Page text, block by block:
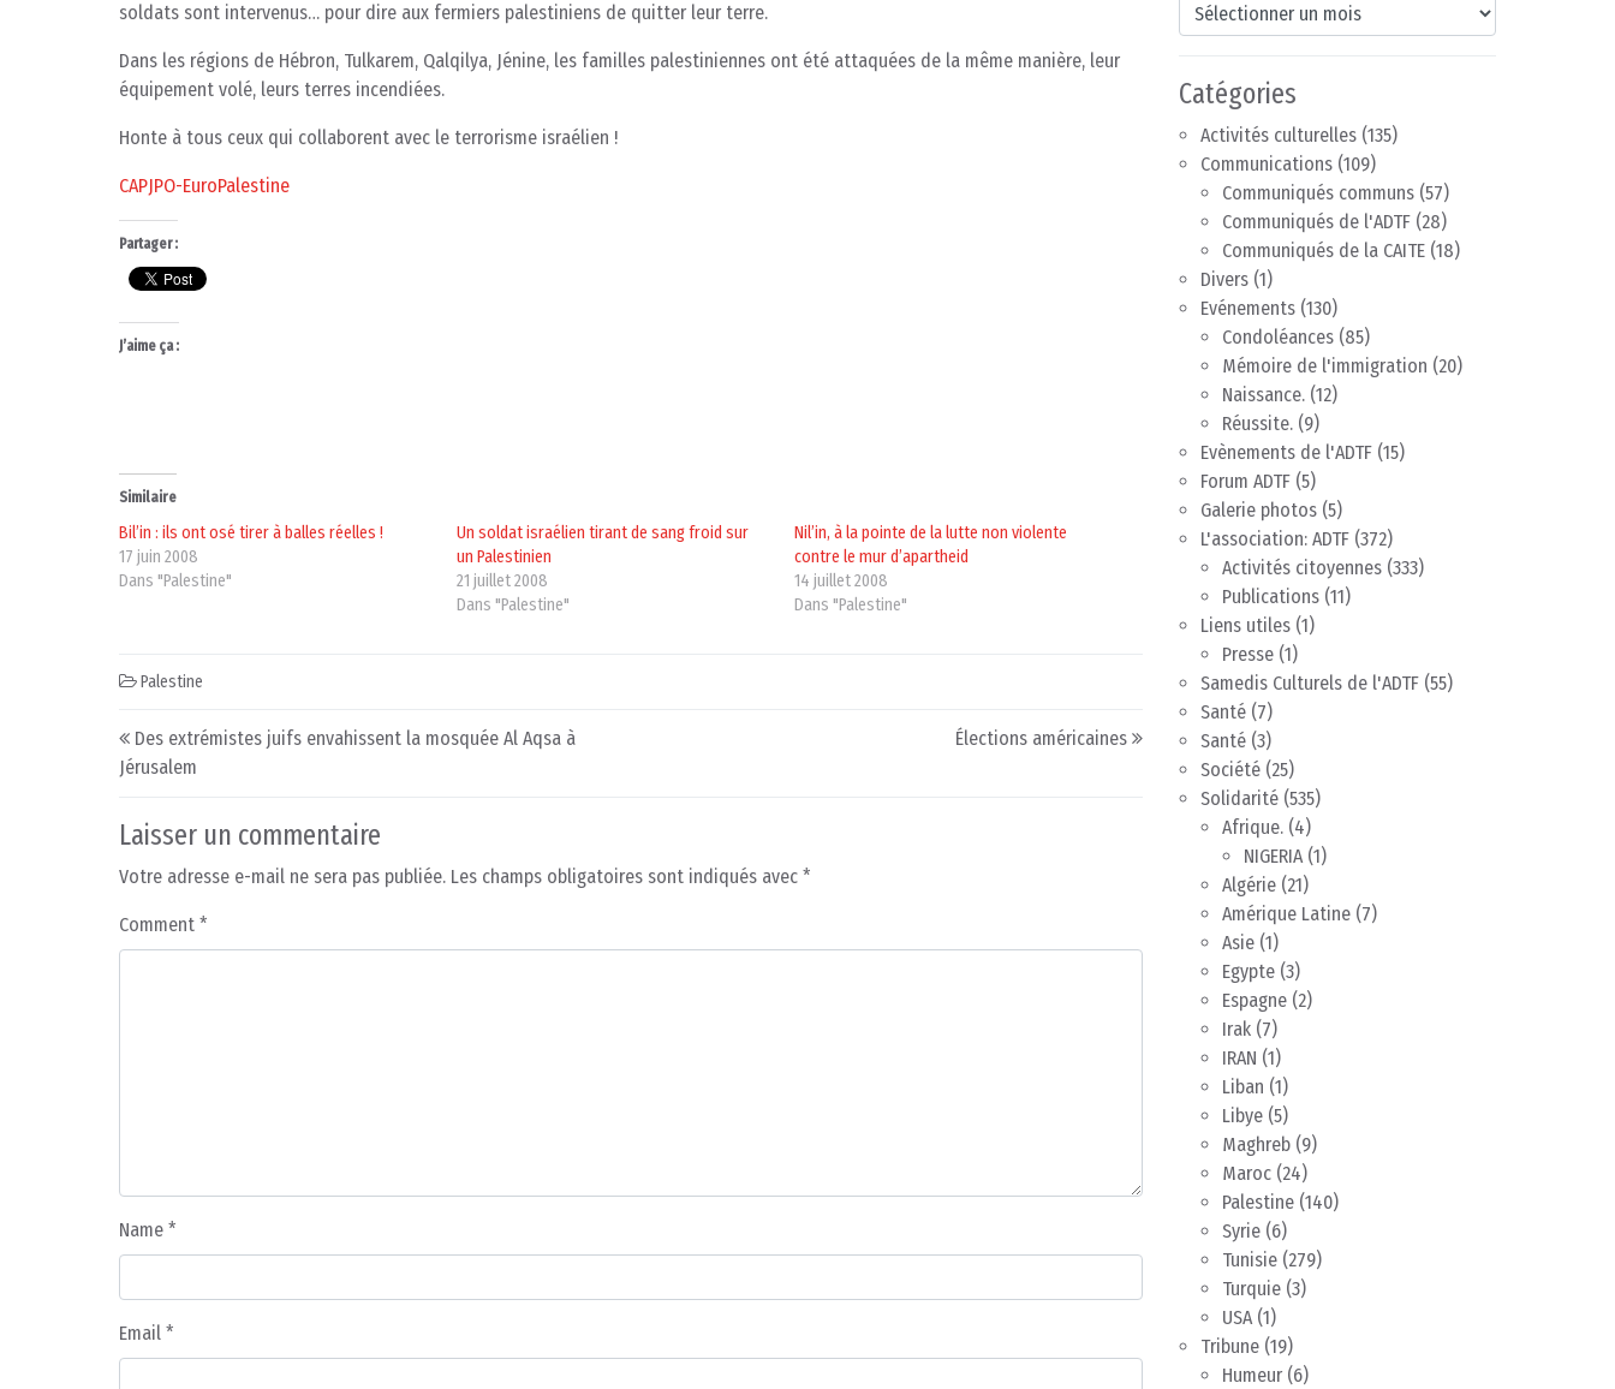
soldats sont intervenus… pour dire aux fermiers palestiniens de quitter leur terre.
Dans les régions de Hébron, Tulkarem, Qalqilya, Jénine, les familles palestiniennes ont été attaquées de la même manière, leur
équipement volé, leurs terres incendiées.
Honte à tous ceux qui collaborent avec le terrorisme israélien !
CAPJPO-EuroPalestine
Partager :
J’aime ça :
Similaire
Bil’in : ils ont osé tirer à balles réelles !
17 juin 2008
Dans "Palestine"
Un soldat israélien tirant de sang froid sur
un Palestinien
21 juillet 2008
Dans "Palestine"
Nil’in, à la pointe de la lutte non violente
contre le mur d’apartheid
14 juillet 2008
Dans "Palestine"
Palestine
Post navigation
Des extrémistes juifs envahissent la mosquée Al Aqsa à
Jérusalem
Élections américaines
Laisser un commentaire
Votre adresse e-mail ne sera pas publiée. Les champs obligatoires sont indiqués avec *
Comment *
Name *
Email *
Catégories
Activités culturelles (135)
Communications (109)
Communiqués communs (57)
Communiqués de l'ADTF (28)
Communiqués de la CAITE (18)
Divers (1)
Evénements (130)
Condoléances (85)
Mémoire de l'immigration (20)
Naissance. (12)
Réussite. (9)
Evènements de l'ADTF (15)
Forum ADTF (5)
Galerie photos (5)
L'association: ADTF (372)
Activités citoyennes (333)
Publications (11)
Liens utiles (1)
Presse (1)
Samedis Culturels de l'ADTF (55)
Santé (7)
Santé (3)
Société (25)
Solidarité (535)
Afrique. (4)
NIGERIA(1)
Algérie (21)
Amérique Latine (7)
Asie (1)
Egypte (3)
Espagne (2)
Irak (7)
IRAN (1)
Liban (1)
Libye (5)
Maghreb (9)
Maroc (24)
Palestine (140)
Syrie (6)
Tunisie (279)
Turquie (3)
USA(1)
Tribune (19)
Humeur (6)